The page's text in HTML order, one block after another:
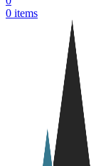
0 items